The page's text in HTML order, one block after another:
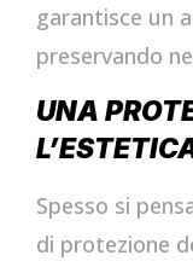
garantisce un
preservando
UNA
Spesso si
di protezione